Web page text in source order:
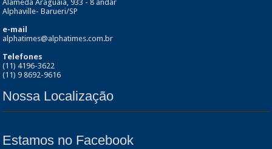
Alameda Araguaia, 933 - 8 andar
Alphaville- Barueri/SP
e-mail
alphatimes@alphatimes.com.br
Telefones
(11) 4196-3622
(11) 9 8692-9616
Nossa Localização
Estamos no Facebook